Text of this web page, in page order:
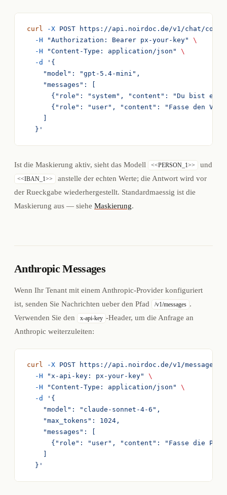
curl -X POST https://api.noirdoc.de/v1/chat/
  -H
"Authorization: Bearer px-your-key"
\
  -H
"Content-Type: application/json"
\
  -d
'{
    "model": "gpt-5.4-mini",
    "messages": [
{"role": "system", "content": "Du bist ein
{"role": "user", "content": "Fasse den
  }'
Ist die Maskierung aktiv, sieht das Modell <<PERSON_1>> und
<<IBAN_1>>
anstelle der echten Werte; die Antwort wird vor
der Rueckgabe wiederhergestellt. Standardmaessig ist die
Maskierung aus — siehe Maskierung.
Anthropic Messages
Wenn Ihr Tenant mit einem Anthropic-Provider konfiguriert
ist, senden Sie Nachrichten ueber den Pfad
/v1/messages .
Verwenden Sie den
x-api-key -Header, um die Anfrage an
Anthropic weiterzuleiten:
curl -X POST https://api.noirdoc.de/v1/messages
  -H
"x-api-key: px-your-key"
\
  -H
"Content-Type: application/json"
\
  -d
'{
    "model": "claude-sonnet-4-6",
    "max_tokens": 1024,
    "messages": [
{"role": "user", "content": "Fasse die
  }'